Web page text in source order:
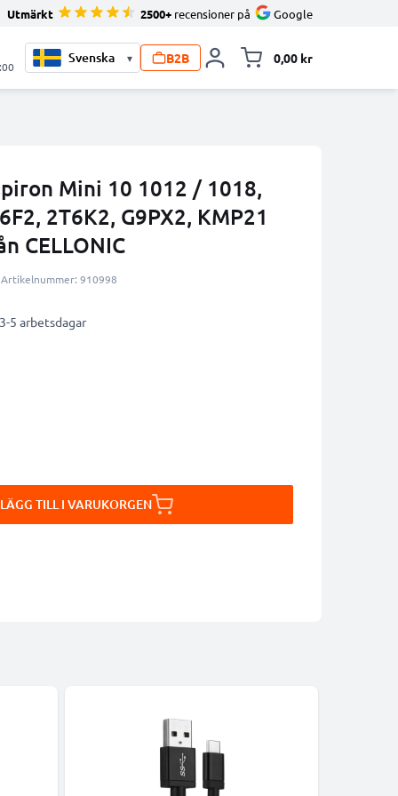
Utmärkt 2500+ recensioner på Google
▾ B2B 0,00 kr
Mini 10 1012 / 1018,
2T6K2, G9PX2, KMP21
CELLONIC
Artikelnummer: 910998
5 arbetsdagar
LÄGG TILL I VARUKORGEN